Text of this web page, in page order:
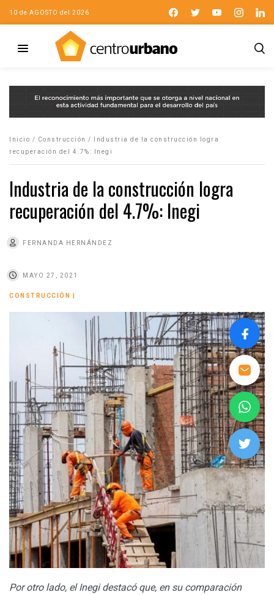
10 de AGOSTO del 2026
Inicio / Construcción /
Industria de la construcción logra
recuperación del 4.7%: Inegi
Industria de la construcción logra
recuperación del 4.7%: Inegi
FERNANDA HERNÁNDEZ
MAYO 27, 2021
CONSTRUCCIÓN
Por otro lado, el Inegi destacó que, en su comparación